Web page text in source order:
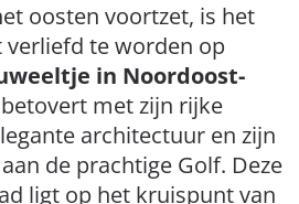
oosten voortzet, is het
te worden op
in Noordoost-
met zijn rijke
architectuur en zijn
de prachtige Golf. Deze
ligt op het kruispunt van